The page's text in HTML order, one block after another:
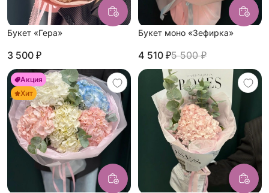
Букет «Гера»
3 500 ₽
Букет моно «Зефирка»
4 510 ₽5 500 ₽
Акция
Хит